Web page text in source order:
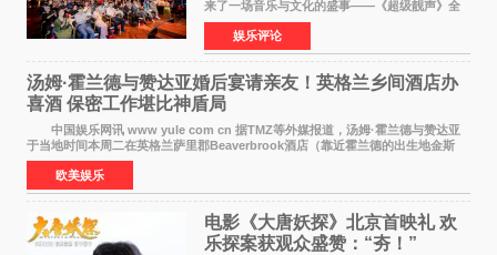
来了一场音乐与文化的盛事——《超级靓声》全
国励志音乐公益节目上海唱区新闻发布会暨启动
仪式在此隆重举行。各界领导、嘉宾与媒体朋友
齐聚一堂，共同
娱乐评论
汤姆·霍兰德与赞达亚婚后宴请亲友！英格兰乡间酒店办
喜酒 保密工作堪比神盾局
中国娱乐网讯 www yule com cn 据TMZ等外媒报道，汤姆·霍兰德与赞达亚
于当地时间本周二在英格兰萨里郡Beaverbrook酒店（靠近霍兰德的出生地金斯
顿）举办婚宴，邀请家人与朋友们喝喜酒，庆祝
欧美娱乐
电影《大唐妖探》北京首映礼 欢
乐探案获观众盛赞：“夯！”